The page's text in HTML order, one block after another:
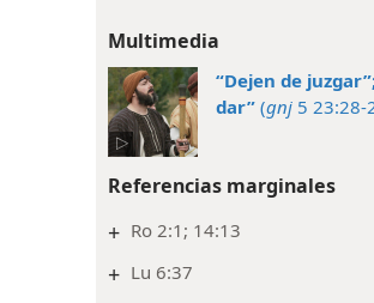
Multimedia
“Dejen de
dar” (gnj 5 23:28-
Referencias marginales
+ Ro 2:1; 14:13
+ Lu 6:37